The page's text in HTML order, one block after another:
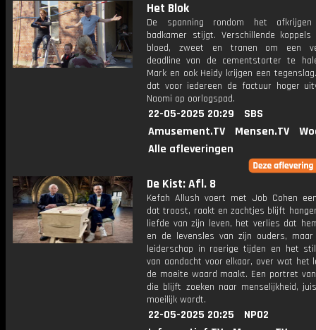
Het Blok
De spanning rondom het
badkamer stijgt. Verschillende koppels
bloed, zweet en tranen om een
deadline van de cementstorter te
Mark en ook Heidy krijgen een
dat voor iedereen de factuur hoger
Naomi op oorlogspad.
22-05-2025 20:29
SBS
Amusement.TV
Mensen.TV
Alle afleveringen
De Kist: Afl. 8
Kefah Allush voert met Job Cohen
dat troost, raakt en zachtjes blijft
liefde van zijn leven, het verlies dat
en de levensles van zijn ouders,
leiderschap in roerige tijden en het
van aandacht voor elkaar, over wat het
de moeite waard maakt. Een portret
die blijft zoeken naar menselijkheid,
moeilijk wordt.
22-05-2025 20:25
NPO2